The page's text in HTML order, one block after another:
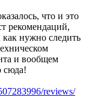
что и это
рекомендаций,
как нужно следить
и вообщем
сюда!
reviews/